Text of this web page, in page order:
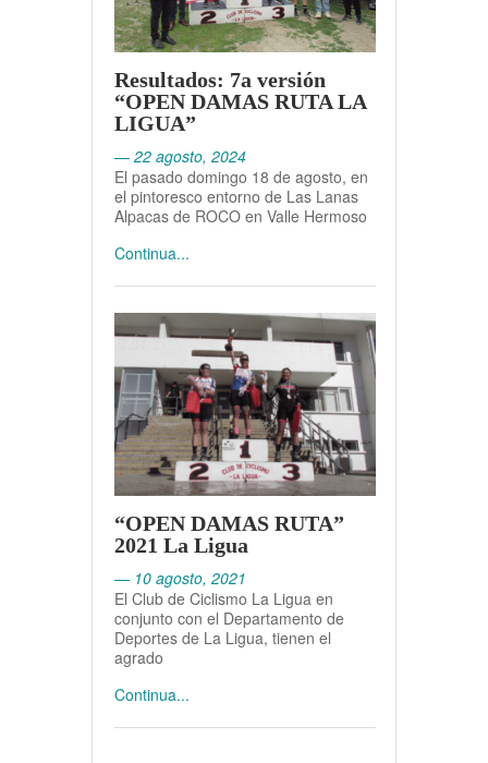
Resultados: 7a versión
“OPEN DAMAS RUTA LA
LIGUA”
— 22 agosto, 2024
El pasado domingo 18 de agosto, en
el pintoresco entorno de Las Lanas
Alpacas de ROCO en Valle Hermoso
Continua...
“OPEN DAMAS RUTA”
2021 La Ligua
— 10 agosto, 2021
El Club de Ciclismo La Ligua en
conjunto con el Departamento de
Deportes de La Ligua, tienen el
agrado
Continua...